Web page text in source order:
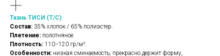
Ткань ТИСИ (Т/С)
Состав: 35% хлопок / 65% полиэстер.
Плетение: полотняное.
Плотность: 110−120 гр/м².
Особенности: низкая сминаемость; прекрасно держит форму,